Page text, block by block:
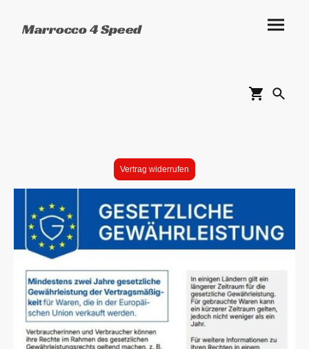
Marrocco 4 Speed
Vertrag widerrufen